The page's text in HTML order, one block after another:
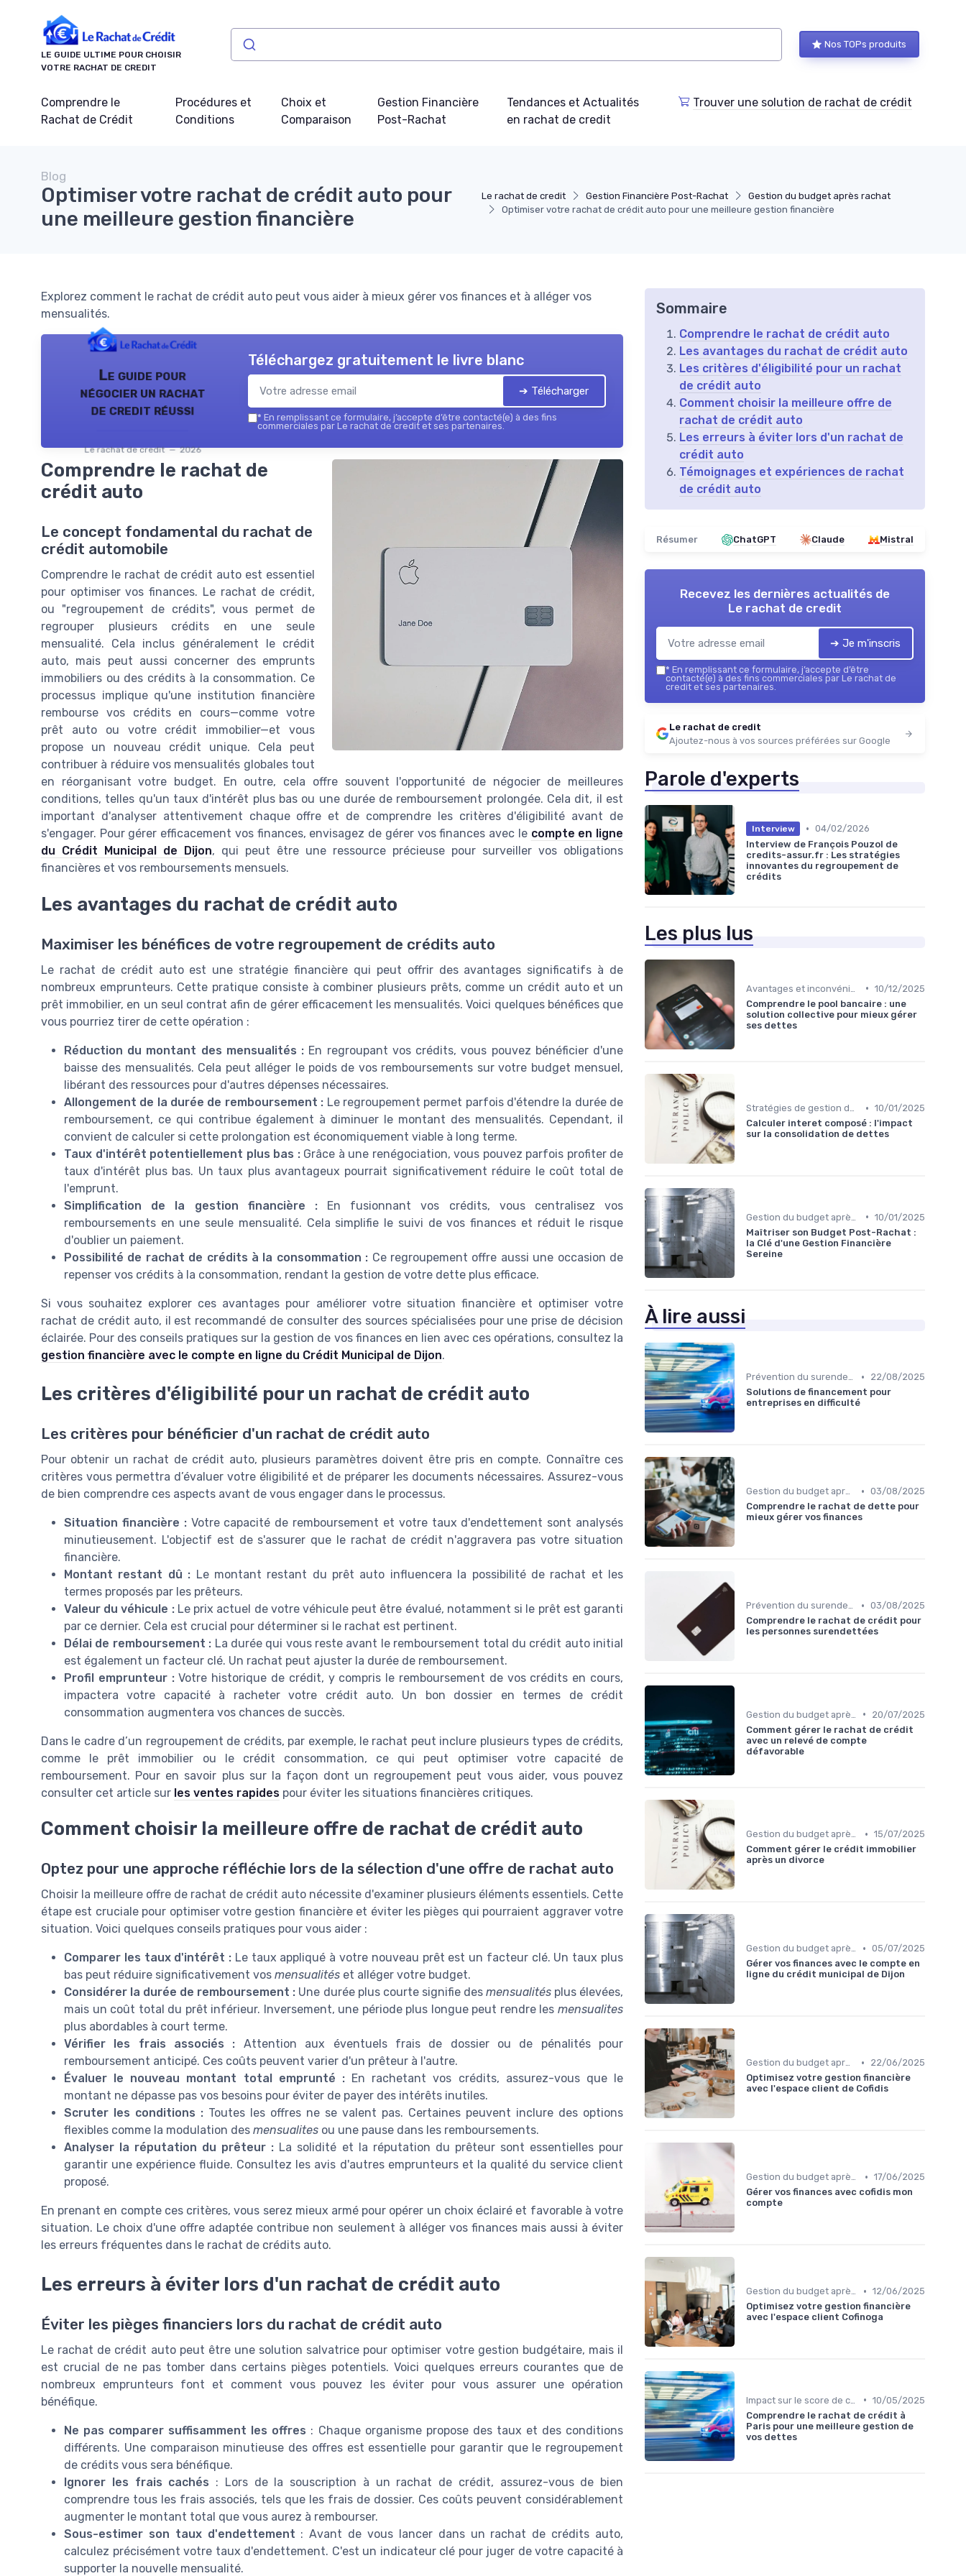
LE GUIDE ULTIME POUR CHOISIR
VOTRE RACHAT DE CREDIT
Nos TOPs produits
Comprendre le
Rachat de Crédit
Procédures et
Conditions
Choix et
Comparaison
Gestion Financière
Post-Rachat
Tendances et Actualités
en rachat de credit
Trouver une solution de rachat de crédit
Le rachat de credit Gestion Financière Post-Rachat
Gestion du budget après rachat
Optimiser votre rachat de crédit auto pour une meilleure gestion financière
Blog
Optimiser votre rachat de crédit auto pour
une meilleure gestion financière
Explorez comment le rachat de crédit auto peut vous aider à mieux gérer vos finances et à alléger vos
mensualités.
Le guide pour
négocier un rachat
de credit réussi
Le rachat de credit — 2026
Téléchargez gratuitement le livre blanc
➔ Télécharger
* En remplissant ce formulaire, j’accepte d’être contacté(e) à des fins
commerciales par Le rachat de credit et ses partenaires.
Comprendre le rachat de
crédit auto
Le concept fondamental du rachat de
crédit automobile
Comprendre le rachat de crédit auto est essentiel
pour optimiser vos finances. Le rachat de crédit,
ou "regroupement de crédits", vous permet de
regrouper plusieurs crédits en une seule
mensualité. Cela inclus généralement le crédit
auto, mais peut aussi concerner des emprunts
immobiliers ou des crédits à la consommation. Ce
processus implique qu'une institution financière
rembourse vos crédits en cours—comme votre
prêt auto ou votre crédit immobilier—et vous
propose un nouveau crédit unique. Cela peut
contribuer à réduire vos mensualités globales tout
en réorganisant votre budget. En outre, cela offre souvent l'opportunité de négocier de meilleures
conditions, telles qu'un taux d'intérêt plus bas ou une durée de remboursement prolongée. Cela dit, il est
important d'analyser attentivement chaque offre et de comprendre les critères d'éligibilité avant de
s'engager. Pour gérer efficacement vos finances, envisagez de gérer vos finances avec le compte en ligne
du Crédit Municipal de Dijon, qui peut être une ressource précieuse pour surveiller vos obligations
financières et vos remboursements mensuels.
Les avantages du rachat de crédit auto
Maximiser les bénéfices de votre regroupement de crédits auto
Le rachat de crédit auto est une stratégie financière qui peut offrir des avantages significatifs à de
nombreux emprunteurs. Cette pratique consiste à combiner plusieurs prêts, comme un crédit auto et un
prêt immobilier, en un seul contrat afin de gérer efficacement les mensualités. Voici quelques bénéfices que
vous pourriez tirer de cette opération :
Réduction du montant des mensualités : En regroupant vos crédits, vous pouvez bénéficier d'une
baisse des mensualités. Cela peut alléger le poids de vos remboursements sur votre budget mensuel,
libérant des ressources pour d'autres dépenses nécessaires.
Allongement de la durée de remboursement : Le regroupement permet parfois d'étendre la durée de
remboursement, ce qui contribue également à diminuer le montant des mensualités. Cependant, il
convient de calculer si cette prolongation est économiquement viable à long terme.
Taux d'intérêt potentiellement plus bas :Grâce à une renégociation, vous pouvez parfois profiter de
taux d'intérêt plus bas. Un taux plus avantageux pourrait significativement réduire le coût total de
l'emprunt.
Simplification de la gestion financière :En fusionnant vos crédits, vous centralisez vos
remboursements en une seule mensualité. Cela simplifie le suivi de vos finances et réduit le risque
d'oublier un paiement.
Possibilité de rachat de crédits à la consommation : Ce regroupement offre aussi une occasion de
repenser vos crédits à la consommation, rendant la gestion de votre dette plus efficace.
Si vous souhaitez explorer ces avantages pour améliorer votre situation financière et optimiser votre
rachat de crédit auto, il est recommandé de consulter des sources spécialisées pour une prise de décision
éclairée. Pour des conseils pratiques sur la gestion de vos finances en lien avec ces opérations, consultez la
gestion financière avec le compte en ligne du Crédit Municipal de Dijon.
Les critères d'éligibilité pour un rachat de crédit auto
Les critères pour bénéficier d'un rachat de crédit auto
Pour obtenir un rachat de crédit auto, plusieurs paramètres doivent être pris en compte. Connaître ces
critères vous permettra d’évaluer votre éligibilité et de préparer les documents nécessaires. Assurez-vous
de bien comprendre ces aspects avant de vous engager dans le processus.
Situation financière :Votre capacité de remboursement et votre taux d'endettement sont analysés
minutieusement. L'objectif est de s'assurer que le rachat de crédit n'aggravera pas votre situation
financière.
Montant restant dû : Le montant restant du prêt auto influencera la possibilité de rachat et les
termes proposés par les prêteurs.
Valeur du véhicule :Le prix actuel de votre véhicule peut être évalué, notamment si le prêt est garanti
par ce dernier. Cela est crucial pour déterminer si le rachat est pertinent.
Délai de remboursement : La durée qui vous reste avant le remboursement total du crédit auto initial
est également un facteur clé. Un rachat peut ajuster la durée de remboursement.
Profil emprunteur :Votre historique de crédit, y compris le remboursement de vos crédits en cours,
impactera votre capacité à racheter votre crédit auto. Un bon dossier en termes de crédit
consommation augmentera vos chances de succès.
Dans le cadre d’un regroupement de crédits, par exemple, le rachat peut inclure plusieurs types de crédits,
comme le prêt immobilier ou le crédit consommation, ce qui peut optimiser votre capacité de
remboursement. Pour en savoir plus sur la façon dont un regroupement peut vous aider, vous pouvez
consulter cet article sur les ventes rapides pour éviter les situations financières critiques.
Comment choisir la meilleure offre de rachat de crédit auto
Optez pour une approche réfléchie lors de la sélection d'une offre de rachat auto
Choisir la meilleure offre de rachat de crédit auto nécessite d'examiner plusieurs éléments essentiels. Cette
étape est cruciale pour optimiser votre gestion financière et éviter les pièges qui pourraient aggraver votre
situation. Voici quelques conseils pratiques pour vous aider :
Comparer les taux d'intérêt : Le taux appliqué à votre nouveau prêt est un facteur clé. Un taux plus
bas peut réduire significativement vos mensualités et alléger votre budget.
Considérer la durée de remboursement : Une durée plus courte signifie des mensualitésplus élevées,
mais un coût total du prêt inférieur. Inversement, une période plus longue peut rendre les mensualites
plus abordables à court terme.
Vérifier les frais associés : Attention aux éventuels frais de dossier ou de pénalités pour
remboursement anticipé. Ces coûts peuvent varier d'un prêteur à l'autre.
Évaluer le nouveau montant total emprunté :En rachetant vos crédits, assurez-vous que le
montant ne dépasse pas vos besoins pour éviter de payer des intérêts inutiles.
Scruter les conditions : Toutes les offres ne se valent pas. Certaines peuvent inclure des options
flexibles comme la modulation des mensualites ou une pause dans les remboursements.
Analyser la réputation du prêteur : La solidité et la réputation du prêteur sont essentielles pour
garantir une expérience fluide. Consultez les avis d'autres emprunteurs et la qualité du service client
proposé.
En prenant en compte ces critères, vous serez mieux armé pour opérer un choix éclairé et favorable à votre
situation. Le choix d'une offre adaptée contribue non seulement à alléger vos finances mais aussi à éviter
les erreurs fréquentes dans le rachat de crédits auto.
Les erreurs à éviter lors d'un rachat de crédit auto
Éviter les pièges financiers lors du rachat de crédit auto
Le rachat de crédit auto peut être une solution salvatrice pour optimiser votre gestion budgétaire, mais il
est crucial de ne pas tomber dans certains pièges potentiels. Voici quelques erreurs courantes que de
nombreux emprunteurs font et comment vous pouvez les éviter pour vous assurer une opération
bénéfique.
Ne pas comparer suffisamment les offres : Chaque organisme propose des taux et des conditions
différents. Une comparaison minutieuse des offres est essentielle pour garantir que le regroupement
de crédits vous sera bénéfique.
Ignorer les frais cachés : Lors de la souscription à un rachat de crédit, assurez-vous de bien
comprendre tous les frais associés, tels que les frais de dossier. Ces coûts peuvent considérablement
augmenter le montant total que vous aurez à rembourser.
Sous-estimer son taux d'endettement : Avant de vous lancer dans un rachat de crédits auto,
calculez précisément votre taux d'endettement. C'est un indicateur clé pour juger de votre capacité à
supporter la nouvelle mensualité.
Sommaire
Comprendre le rachat de crédit auto
Les avantages du rachat de crédit auto
Les critères d'éligibilité pour un rachat
de crédit auto
Comment choisir la meilleure offre de
rachat de crédit auto
Les erreurs à éviter lors d'un rachat de
crédit auto
Témoignages et expériences de rachat
de crédit auto
Résumer ChatGPT Claude Mistral
Recevez les dernières actualités de
Le rachat de credit
➔ Je m'inscris
* En remplissant ce formulaire, j’accepte d’être
contacté(e) à des fins commerciales par Le rachat de
credit et ses partenaires.
Le rachat de credit
Ajoutez-nous à vos sources préférées sur Google
Parole d'experts
Interview • 04/02/2026
Interview de François Pouzol de
credits-assur.fr : Les stratégies
innovantes du regroupement de
crédits
Les plus lus
• 10/12/2025
Comprendre le pool bancaire : une
solution collective pour mieux gérer
ses dettes
Stratégies de gestion de dette • 10/01/2025
Calculer interet composé : l'impact
sur la consolidation de dettes
• 10/01/2025
Maîtriser son Budget Post-Rachat :
la Clé d'une Gestion Financière
Sereine
À lire aussi
Prévention du surendettement •
22/08/2025
Solutions de financement pour
entreprises en difficulté
Gestion du budget après rachat • 03/08/2025
Comprendre le rachat de dette pour
mieux gérer vos finances
Prévention du surendettement • 03/08/2025
Comprendre le rachat de crédit pour
les personnes surendettées
•
20/07/2025
Comment gérer le rachat de crédit
avec un relevé de compte
défavorable
Gestion du budget après rachat • 15/07/2025
Comment gérer le crédit immobilier
après un divorce
Gestion du budget après rachat • 05/07/2025
Gérer vos finances avec le compte en
ligne du crédit municipal de Dijon
Gestion du budget après rachat •
22/06/2025
Optimisez votre gestion financière
avec l'espace client de Cofidis
Gestion du budget après rachat • 17/06/2025
Gérer vos finances avec cofidis mon
compte
Gestion du budget après rachat • 12/06/2025
Optimisez votre gestion financière
avec l'espace client Cofinoga
• 10/05/2025
Comprendre le rachat de crédit à
Paris pour une meilleure gestion de
vos dettes